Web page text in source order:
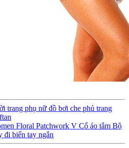
trang phụ nữ đồ bơi che phủ trang
Floral Patchwork V Cổ áo tắm Bộ
đi biển tay ngắn